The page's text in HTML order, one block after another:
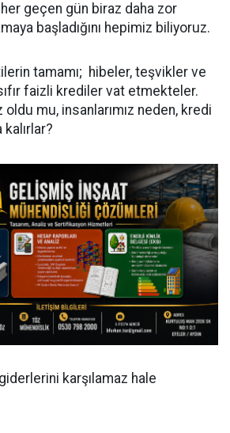
her geçen gün biraz daha zor
başladığını hepimiz biliyoruz.
tamamı; hibeler, teşvikler ve
faizli krediler vat etmekteler.
mu, insanlarımız neden, kredi
karşılamaz hale